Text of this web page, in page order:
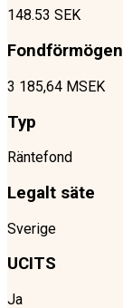
148.53 SEK
3 185,64 MSEK
Typ
Räntefond
Legalt säte
Sverige
UCITS
Ja